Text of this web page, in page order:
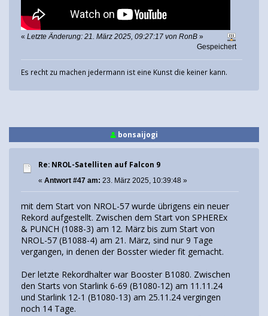
« Letzte Änderung: 21. März 2025, 09:27:17 von RonB »
Gespeichert
Es recht zu machen jedermann ist eine Kunst die keiner kann.
bonsaijogi
Re: NROL-Satelliten auf Falcon 9
« Antwort #47 am: 23. März 2025, 10:39:48 »
mit dem Start von NROL-57 wurde übrigens ein neuer
Rekord aufgestellt. Zwischen dem Start von SPHEREx
& PUNCH (1088-3) am 12. März bis zum Start von
NROL-57 (B1088-4) am 21. März, sind nur 9 Tage
vergangen, in denen der Bosster wieder fit gemacht.
Der letzte Rekordhalter war Booster B1080. Zwischen
den Starts von Starlink 6-69 (B1080-12) am 11.11.24
und Starlink 12-1 (B1080-13) am 25.11.24 vergingen
noch 14 Tage.